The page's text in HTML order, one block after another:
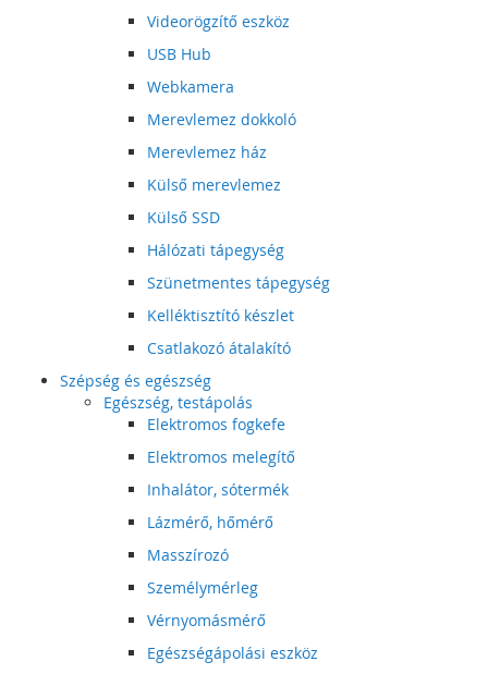
Videorögzítő eszköz
USB Hub
Webkamera
Merevlemez dokkoló
Merevlemez ház
Külső merevlemez
Külső SSD
Hálózati tápegység
Szünetmentes tápegység
Kelléktisztító készlet
Csatlakozó átalakító
Szépség és egészség
Egészség, testápolás
Elektromos fogkefe
Elektromos melegítő
Inhalátor, sótermék
Lázmérő, hőmérő
Masszírozó
Személymérleg
Vérnyomásmérő
Egészségápolási eszköz